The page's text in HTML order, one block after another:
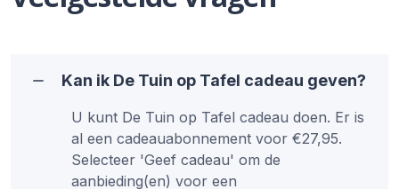
Kan ik De Tuin op Tafel cadeau geven?
U kunt De Tuin op Tafel cadeau doen. Er is
al een cadeauabonnement voor €27,95.
Selecteer 'Geef cadeau' om de
aanbieding(en) voor een